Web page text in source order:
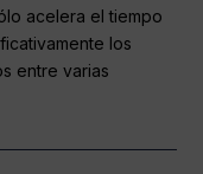
acelera el tiempo
los
entre varias